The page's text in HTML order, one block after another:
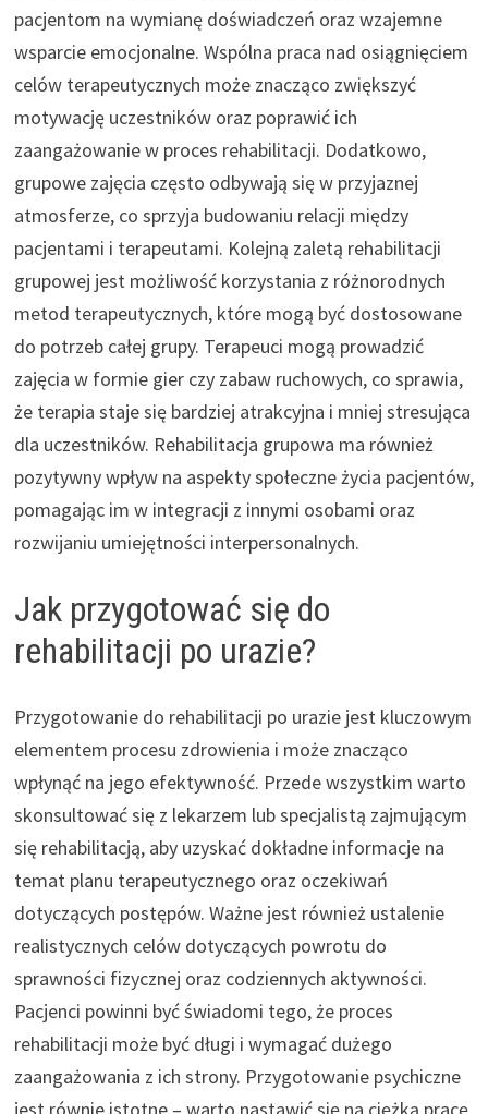
pacjentom na wymianę doświadczeń oraz wzajemne
wsparcie emocjonalne. Wspólna praca nad osiągnięciem
celów terapeutycznych może znacząco zwiększyć
motywację uczestników oraz poprawić ich
zaangażowanie w proces rehabilitacji. Dodatkowo,
grupowe zajęcia często odbywają się w przyjaznej
atmosferze, co sprzyja budowaniu relacji między
pacjentami i terapeutami. Kolejną zaletą rehabilitacji
grupowej jest możliwość korzystania z różnorodnych
metod terapeutycznych, które mogą być dostosowane
do potrzeb całej grupy. Terapeuci mogą prowadzić
zajęcia w formie gier czy zabaw ruchowych, co sprawia,
że terapia staje się bardziej atrakcyjna i mniej stresująca
dla uczestników. Rehabilitacja grupowa ma również
pozytywny wpływ na aspekty społeczne życia pacjentów,
pomagając im w integracji z innymi osobami oraz
rozwijaniu umiejętności interpersonalnych.
Jak przygotować się do
rehabilitacji po urazie?
Przygotowanie do rehabilitacji po urazie jest kluczowym
elementem procesu zdrowienia i może znacząco
wpłynąć na jego efektywność. Przede wszystkim warto
skonsultować się z lekarzem lub specjalistą zajmującym
się rehabilitacją, aby uzyskać dokładne informacje na
temat planu terapeutycznego oraz oczekiwań
dotyczących postępów. Ważne jest również ustalenie
realistycznych celów dotyczących powrotu do
sprawności fizycznej oraz codziennych aktywności.
Pacjenci powinni być świadomi tego, że proces
rehabilitacji może być długi i wymagać dużego
zaangażowania z ich strony. Przygotowanie psychiczne
jest równie istotne – warto nastawić się na ciężką pracę